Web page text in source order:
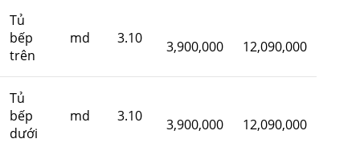
Tủ
bếp
trên
md 3.10 3,900,000 12,090,000
Tủ
bếp
dưới
md 3.10 3,900,000 12,090,000